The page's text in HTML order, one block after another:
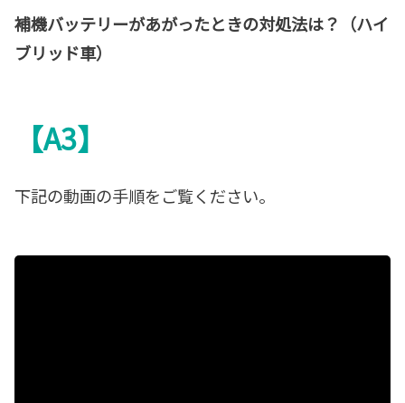
補機バッテリーがあがったときの対処法は？（ハイ
ブリッド車）
【A3】
下記の動画の手順をご覧ください。